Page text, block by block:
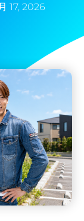
17, 2026